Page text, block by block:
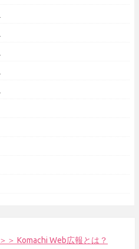
＞＞ Komachi Web広報とは？